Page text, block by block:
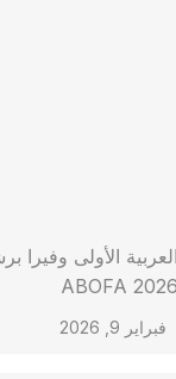
العربية الأولى
ABOFA 2026
فبراير 9, 2026